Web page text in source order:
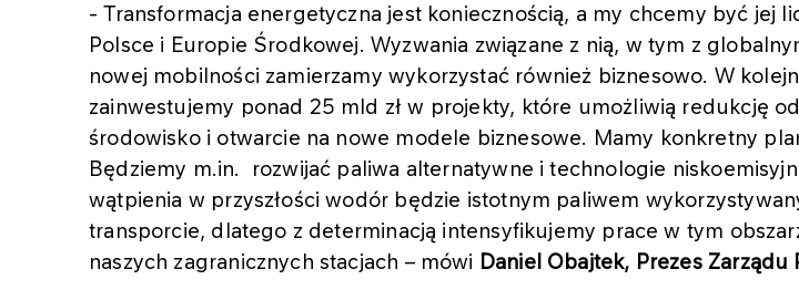
- Transformacja energetyczna jest koniecznością, a my chcemy być jej
Polsce i Europie Środkowej. Wyzwania związane z nią, w tym z
nowej mobilności zamierzamy wykorzystać również biznesowo. W
zainwestujemy ponad 25 mld zł w projekty, które umożliwią redukcję
środowisko i otwarcie na nowe modele biznesowe. Mamy konkretny
Będziemy m.in. rozwijać paliwa alternatywne i technologie
wątpienia w przyszłości wodór będzie istotnym paliwem
transporcie, dlatego z determinacją intensyfikujemy prace w tym
naszych zagranicznych stacjach – mówi Daniel Obajtek, Prezes Zarządu